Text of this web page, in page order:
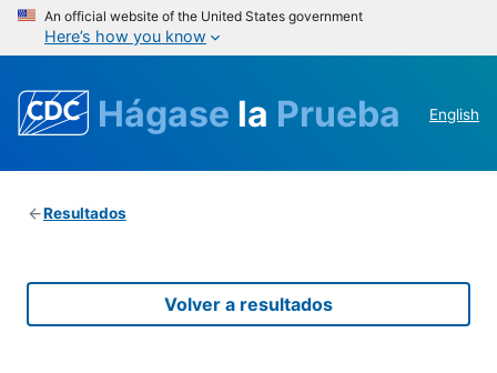
An official website of the United States government
Here’s how you know
Hágase la Prueba English
Resultados
Volver a resultados